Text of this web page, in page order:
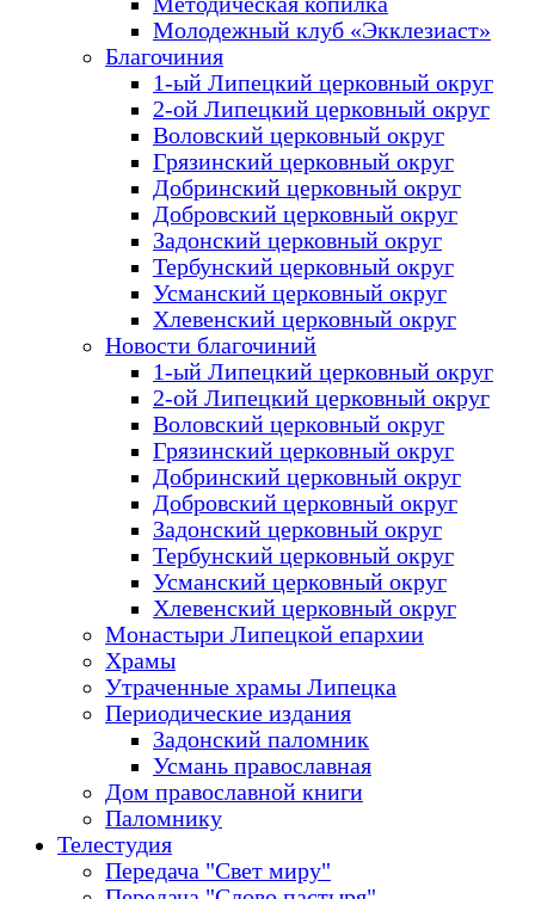
Молодежный клуб «Экклезиаст»
Благочиния
1-ый Липецкий церковный округ
2-ой Липецкий церковный округ
Воловский церковный округ
Грязинский церковный округ
Добринский церковный округ
Добровский церковный округ
Задонский церковный округ
Тербунский церковный округ
Усманский церковный округ
Хлевенский церковный округ
Новости благочиний
1-ый Липецкий церковный округ
2-ой Липецкий церковный округ
Воловский церковный округ
Грязинский церковный округ
Добринский церковный округ
Добровский церковный округ
Задонский церковный округ
Тербунский церковный округ
Усманский церковный округ
Хлевенский церковный округ
Монастыри Липецкой епархии
Храмы
Утраченные храмы Липецка
Периодические издания
Задонский паломник
Усмань православная
Дом православной книги
Паломнику
Телестудия
Передача "Свет миру"